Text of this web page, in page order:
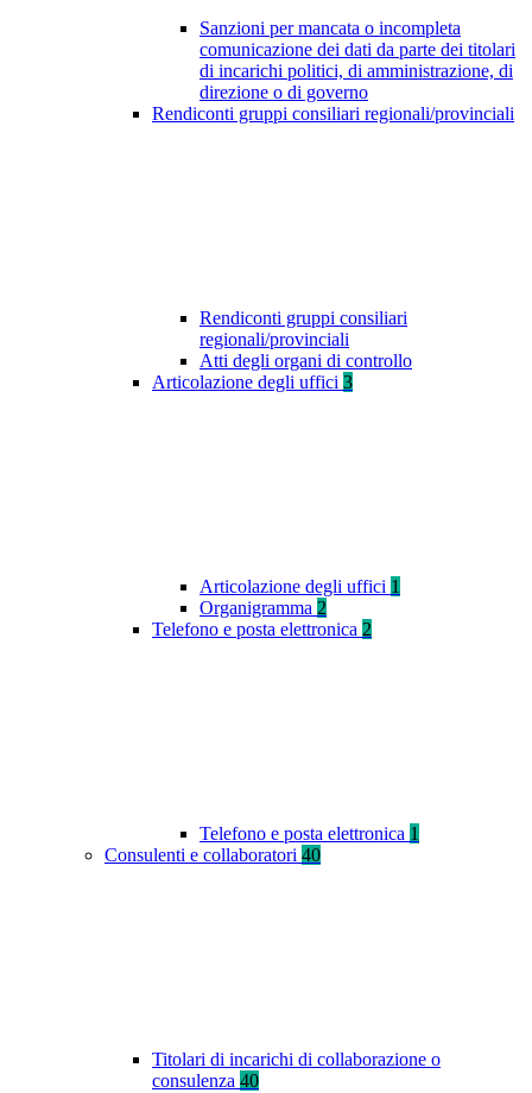
Sanzioni per mancata o incompleta
comunicazione dei dati da parte dei titolari
di incarichi politici, di amministrazione, di
direzione o di governo
Rendiconti gruppi consiliari regionali/provinciali
Rendiconti gruppi consiliari
regionali/provinciali
Atti degli organi di controllo
Articolazione degli uffici 3
Articolazione degli uffici 1
Organigramma 2
Telefono e posta elettronica 2
Telefono e posta elettronica 1
Consulenti e collaboratori 40
Titolari di incarichi di collaborazione o
consulenza 40